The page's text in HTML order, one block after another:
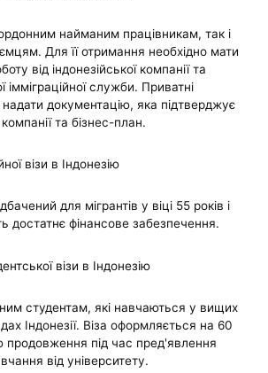
найманим працівникам, так і
Для її отримання необхідно мати
від індонезійської компанії та
імміграційної служби. Приватні
документацію, яка підтверджує
та бізнес-план.
візи в Індонезію
для мігрантів у віці 55 років і
достатнє фінансове забезпечення.
візи в Індонезію
студентам, які навчаються у вищих
Індонезії. Віза оформляється на 60
продовження під час пред'явлення
від університету.